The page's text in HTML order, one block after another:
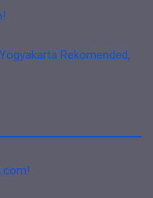
Rekomended,